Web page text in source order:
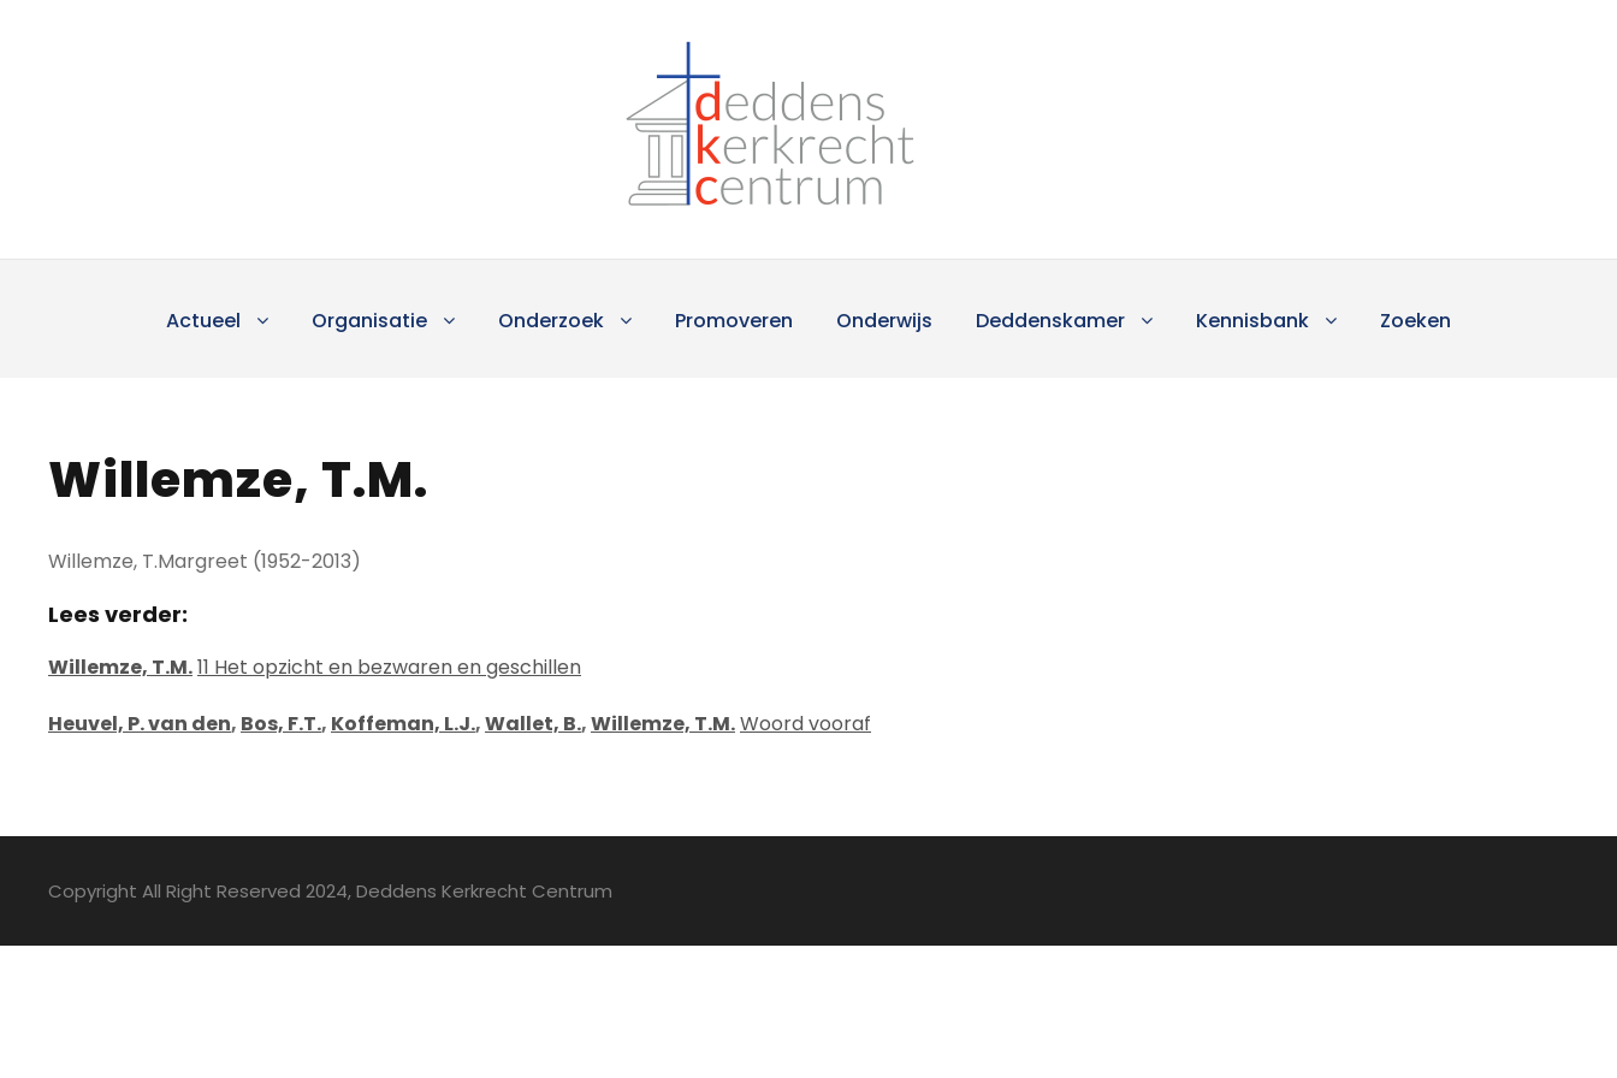
Actueel Organisatie Onderzoek Promoveren Onderwijs Deddenskamer Kennisbank Zoeken
Willemze, T.M.
Willemze, T.Margreet (1952-2013)
Lees verder:
Willemze, T.M.11 Het opzicht en bezwaren en geschillen
Heuvel, P. van den, Bos, F.T., Koffeman, L.J.,Wallet, B.,Willemze, T.M.Woord vooraf
Copyright All Right Reserved 2024, Deddens Kerkrecht Centrum